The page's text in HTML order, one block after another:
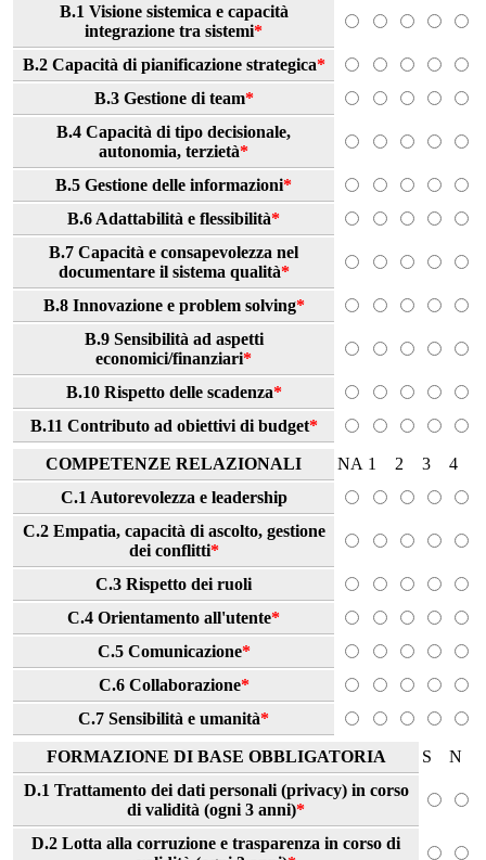
B.1 Visione sistemica e capacità
integrazione tra sistemi*
B.2 Capacità di pianificazione strategica*
B.3 Gestione di team*
B.4 Capacità di tipo decisionale,
autonomia, terzietà*
B.5 Gestione delle informazioni*
B.6 Adattabilità e flessibilità*
B.7 Capacità e consapevolezza nel
documentare il sistema qualità*
B.8 Innovazione e problem solving*
B.9 Sensibilità ad aspetti
economici/finanziari*
B.10 Rispetto delle scadenza*
B.11 Contributo ad obiettivi di budget*
COMPETENZE RELAZIONALI NA 1 2 3
4
C.1 Autorevolezza e leadership
C.2 Empatia, capacità di ascolto, gestione
dei conflitti*
C.3 Rispetto dei ruoli
C.4 Orientamento all'utente*
C.5 Comunicazione*
C.6 Collaborazione*
C.7 Sensibilità e umanità*
FORMAZIONE DI BASE OBBLIGATORIA S
N
D.1 Trattamento dei dati personali (privacy) in corso
di validità (ogni 3 anni)*
D.2 Lotta alla corruzione e trasparenza in corso di